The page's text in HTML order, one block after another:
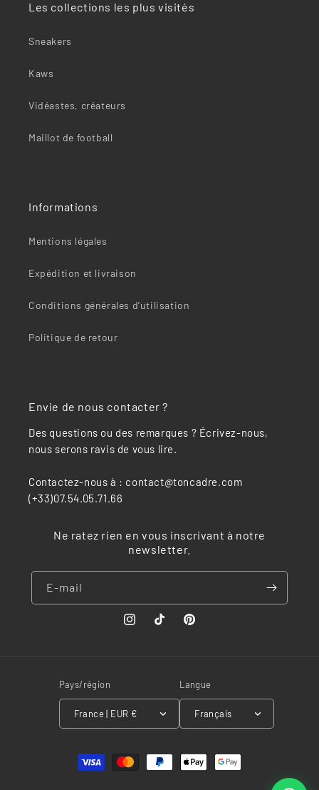
Les collections les plus visités
Sneakers
Kaws
Vidéastes, créateurs
Maillot de football
Informations
Mentions légales
Expédition et livraison
Conditions générales d’utilisation
Politique de retour
Envie de nous contacter ?
Des questions ou des remarques ? Écrivez-nous,
nous serons ravis de vous lire.
Contactez-nous à : contact@toncadre.com
(+33)07.54.05.71.66
Ne ratez rien en vous inscrivant à notre
newsletter.
E-mail
InstagramTikTok Pinterest
Pays/région
France | EUR €
Langue
Français
de